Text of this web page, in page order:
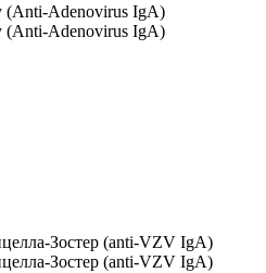
(Anti-Adenovirus IgA)
(Anti-Adenovirus IgA)
Зостер (anti-VZV IgA)
Зостер (anti-VZV IgA)